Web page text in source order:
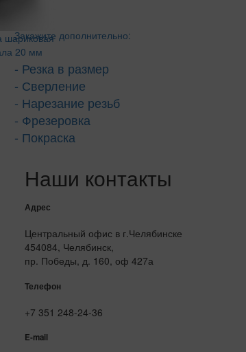
шариковая
20 мм
Закажите дополнительно:
- Резка в размер
- Сверление
- Нарезание резьб
- Фрезеровка
- Покраска
Наши контакты
Адрес
Центральный офис в г.Челябинске
454084, Челябинск,
пр. Победы, д. 160, оф 427а
Телефон
+7 351 248-24-36
E-mail